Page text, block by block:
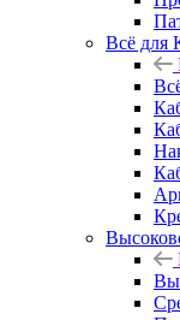
Всё для